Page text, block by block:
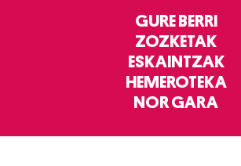
GURE BERRI
ZOZKETAK
ESKAINTZAK
HEMEROTEKA
NOR GARA